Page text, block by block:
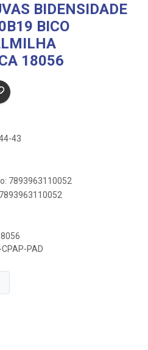
BIDENSIDADE
BICO
18056
43
7893963110052
PAD